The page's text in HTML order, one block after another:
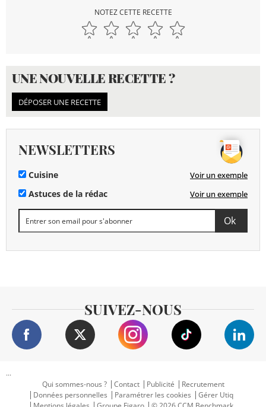
NOTEZ CETTE RECETTE
UNE NOUVELLE RECETTE ?
DÉPOSER UNE RECETTE
NEWSLETTERS
Cuisine Voir un exemple
Astuces de la rédac Voir un exemple
SUIVEZ-NOUS
...
Qui sommes-nous ?
Contact Publicité
Recrutement
Données personnelles
Paramétrer les cookies
Gérer Utiq